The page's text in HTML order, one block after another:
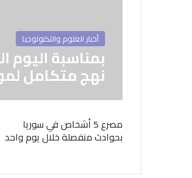
أخبار العلوم والتكنولوجيا
بمناسبة اليوم
نهج متكامل
مصرع 5 أشخاص في سوريا
بحوادث منفصلة خلال يوم واحد